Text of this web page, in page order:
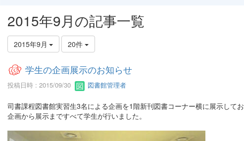
2015年9月の記事一覧
2015年9月 20件
学生の企画展示のお知らせ
投稿日時 : 2015/09/30 図書館管理者
司書課程図書館実習生3名による企画を1階新刊図書コーナー横に展示してお
企画から展示まですべて学生が行いました。